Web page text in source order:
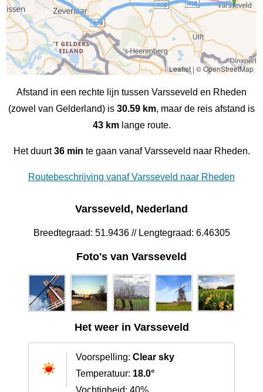
Leaflet| © OpenStreetMap
Afstand in een rechte lijn tussen Varsseveld en Rheden
(zowel van Gelderland) is 30.59 km, maar de reis afstand is
43 kmlange route.
Het duurt36 min te gaan vanaf Varsseveld naar Rheden.
Routebeschrijving vanaf Varsseveld naar Rheden
Varsseveld, Nederland
Breedtegraad: 51.9436 // Lengtegraad: 6.46305
Foto's van Varsseveld
Het weer in Varsseveld
Voorspelling: Clear sky
Temperatuur: 18.0°